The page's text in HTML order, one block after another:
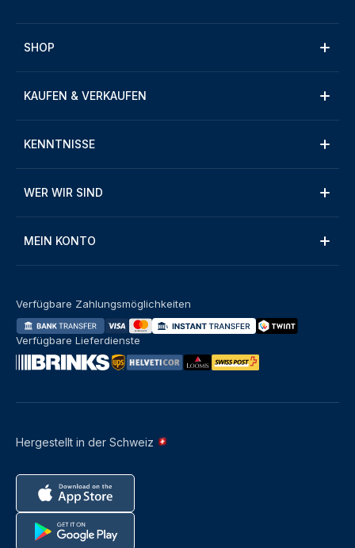
SHOP
KAUFEN & VERKAUFEN
KENNTNISSE
WER WIR SIND
MEIN KONTO
Hergestellt in der Schweiz
Verfügbare Zahlungsmöglichkeiten
Verfügbare Lieferdienste